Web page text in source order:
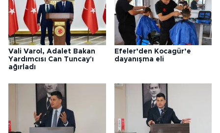
Vali Varol, Adalet Bakan
Yardımcısı Can Tuncay'ı
ağırladı
Efeler’den Kocagür’e
dayanışma eli